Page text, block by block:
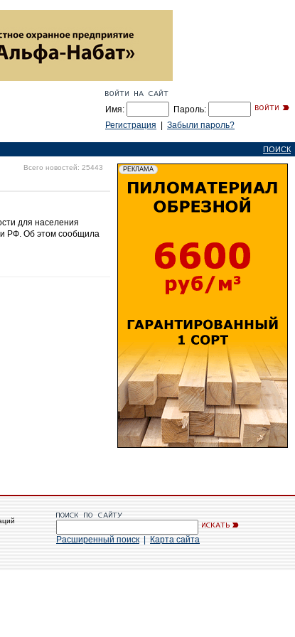
Имя:
Пароль:
Регистрация
Забыли пароль?
ПОИСК
Всего новостей: 25443
для населения
РФ. Об этом сообщила
Расширенный поиск Карта сайта